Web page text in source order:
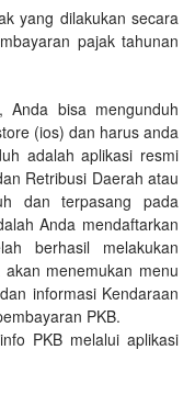
yang dilakukan secara
pajak tahunan
Anda bisa mengunduh
(ios) dan harus anda
adalah aplikasi resmi
Retribusi Daerah atau
dan terpasang pada
Anda mendaftarkan
berhasil melakukan
menemukan menu
informasi Kendaraan
PKB.
PKB melalui aplikasi